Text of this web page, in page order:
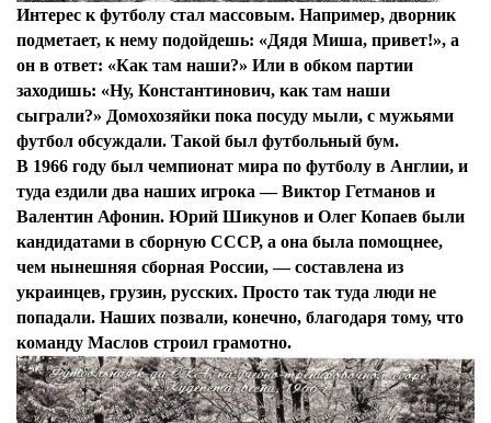
Интерес к футболу стал массовым. Например, дворник
подметает, к нему подойдешь: «Дядя Миша, привет!», а
он в ответ: «Как там наши?» Или в обком партии
заходишь: «Ну, Константинович, как там наши
сыграли?» Домохозяйки пока посуду мыли, с мужьями
футбол обсуждали. Такой был футбольный бум.
В 1966 году был чемпионат мира по футболу в Англии, и
туда ездили два наших игрока — Виктор Гетманов и
Валентин Афонин. Юрий Шикунов и Олег Копаев были
кандидатами в сборную СССР, а она была помощнее,
чем нынешняя сборная России, — составлена из
украинцев, грузин, русских. Просто так туда люди не
попадали. Наших позвали, конечно, благодаря тому, что
команду Маслов строил грамотно.